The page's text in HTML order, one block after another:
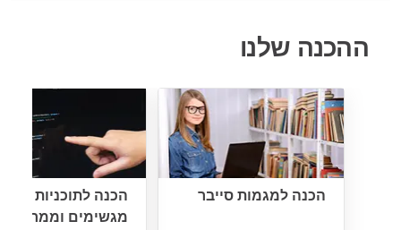
ההכנה שלנו
הכנה למגמות סייבר
הכנה לתוכניות
מגשימים וממריאות